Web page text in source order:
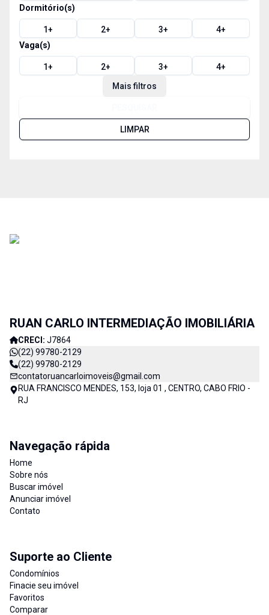
Dormitório(s)
1+ 2+ 3+ 4+
Vaga(s)
1+ 2+ 3+ 4+
Mais filtros
LIMPAR
RUAN CARLO INTERMEDIAÇÃO IMOBILIÁRIA
CRECI: J7864
(22) 99780-2129
(22) 99780-2129
contatoruancarloimoveis@gmail.com
RUA FRANCISCO MENDES, 153, loja 01 , CENTRO, CABO FRIO -
RJ
Navegação rápida
Home
Sobre nós
Buscar imóvel
Anunciar imóvel
Contato
Suporte ao Cliente
Condomínios
Finacie seu imóvel
Favoritos
Comparar